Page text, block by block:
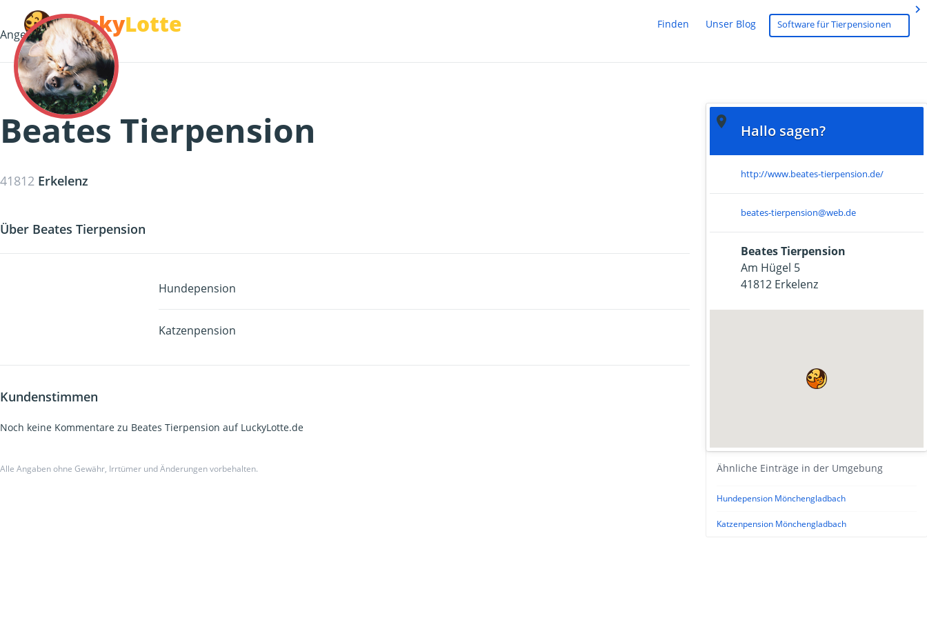
LuckyLotte Finden Unser Blog Software für Tierpensionen
chevron_right
Beates Tierpension
41812 Erkelenz
Über Beates Tierpension
Angebot
Hundepension
Katzenpension
Kundenstimmen
Noch keine Kommentare zu Beates Tierpension auf LuckyLotte.de
Hallo sagen?

http://www.beates-tierpension.de/

beates-tierpension@web.de

Beates Tierpension
Am Hügel 5
41812 Erkelenz
Ähnliche Einträge in der Umgebung
Hundepension Mönchengladbach
Katzenpension Mönchengladbach
Alle Angaben ohne Gewähr, Irrtümer und Änderungen vorbehalten.